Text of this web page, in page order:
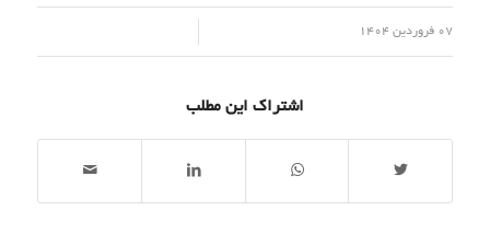
07 فروردین 1404
اشتراک این مطلب